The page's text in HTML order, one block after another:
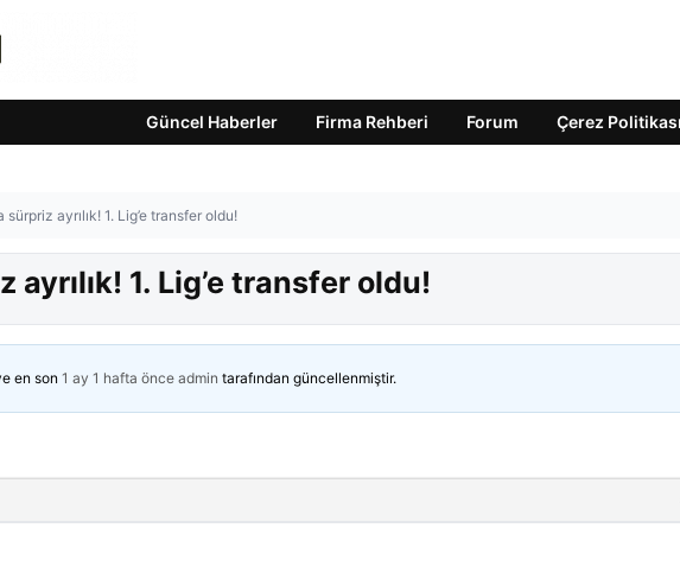
Güncel Haberler Firma Rehberi Forum Çerez Politikası
sürpriz ayrılık! 1. Lig’e transfer oldu!
ayrılık! 1. Lig’e transfer oldu!
en son 1 ay 1 hafta önce admin tarafından güncellenmiştir.